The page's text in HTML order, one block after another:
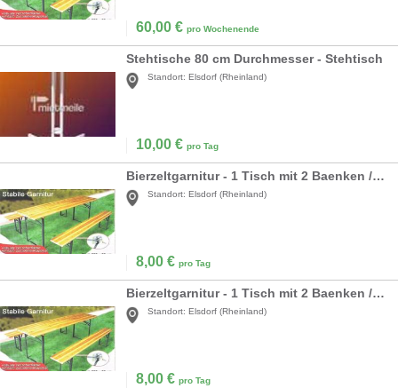
60,00 € pro Wochenende
Stehtische 80 cm Durchmesser - Stehtisch
Standort: Elsdorf (Rheinland)
10,00 € pro Tag
Bierzeltgarnitur - 1 Tisch mit 2 Baenken / weitere Artikel wie Heizstrahler usw. vorraetig
Standort: Elsdorf (Rheinland)
8,00 € pro Tag
Bierzeltgarnitur - 1 Tisch mit 2 Baenken / weitere Artikel wie Heizstrahler usw. vorraetig
Standort: Elsdorf (Rheinland)
8,00 € pro Tag